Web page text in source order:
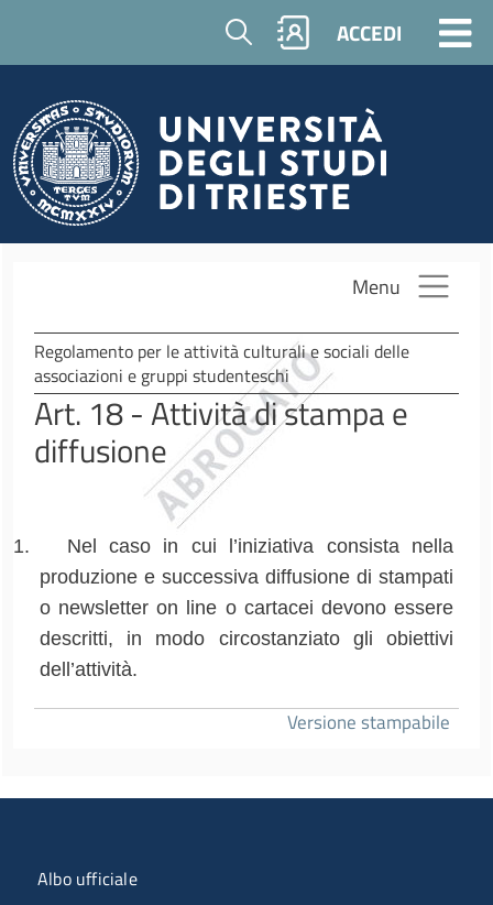
Salta al contenuto principale
Cerca ACCEDI
Menu
Regolamento per le attività culturali e sociali delle
associazioni e gruppi studenteschi
Art. 18 - Attività di stampa e
diffusione
1.
Nel caso in cui l’iniziativa consista nella
produzione e successiva diffusione di stampati
o newsletter on line o cartacei devono essere
descritti, in modo circostanziato gli obiettivi
dell’attività.
Versione stampabile
Menu organizzazione
Albo ufficiale